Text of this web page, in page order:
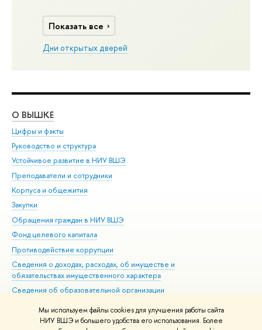
Мы используем файлы cookies для улучшения работы сайта
НИУ ВШЭ и большего удобства его использования. Более
Показать все
Дни открытых дверей
О ВЫШКЕ
Цифры и факты
Руководство и структура
Устойчивое развитие в НИУ ВШЭ
Преподаватели и сотрудники
Корпуса и общежития
Закупки
Обращения граждан в НИУ ВШЭ
Фонд целевого капитала
Противодействие коррупции
Сведения о доходах, расходах, об имуществе и
обязательствах имущественного характера
Сведения об образовательной организации
Людям с ограниченными возможностями здоровья
Единая платежная страница